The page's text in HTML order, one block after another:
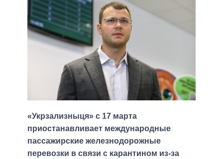
«Укрзализныця» с 17 марта
приостанавливает международные
пассажирские железнодорожные
перевозки в связи с карантином из-за